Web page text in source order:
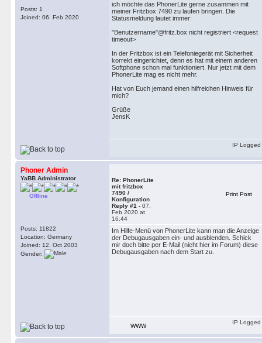
Posts: 1
Joined: 06. Feb 2020
ich möchte das PhonerLite gerne zusammen mit
meiner Fritzbox 7490 zu laufen bringen. Die
Statusmeldung lautet immer:
"Benutzername"@fritz.box nicht registriert <request
timeout>
In der Fritzbox ist ein Telefoniegerät mit Sicherheit
korrekt eingerichtet, denn es hat mit einem anderen
Softphone schon mal funktioniert. Nur jetzt mit dem
PhonerLite mag es nicht mehr.
Hat von Euch jemand einen hilfreichen Hinweis für
mich?
Grüße
JensK
IP Logged
Phoner Admin
YaBB Administrator
Offline
Posts: 11822
Location: Germany
Joined: 12. Oct 2003
Gender:
Re: PhonerLite
mit fritzbox
7490 /
Konfiguration
Reply #1 - 07.
Feb 2020 at
16:44
Print Post
Im Hilfe-Menü von PhonerLite kann man die Anzeige
der Debugausgaben ein- und ausblenden. Schick
mir doch bitte per E-Mail (nicht hier im Forum) diese
Debugausgaben nach dem Start zu.
WWW
IP Logged